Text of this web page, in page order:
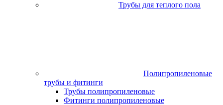
Трубы для теплого пола
Полипропиленовые
трубы и фитинги
Трубы полипропиленовые
Фитинги полипропиленовые